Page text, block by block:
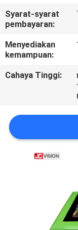
BERITA
SEMUA
KASUS
REQUEST
SUATU
KEBIJAKAN
Syarat-syarat
pembayaran:
Menyediakan
kemampuan:
Cahaya Tinggi: